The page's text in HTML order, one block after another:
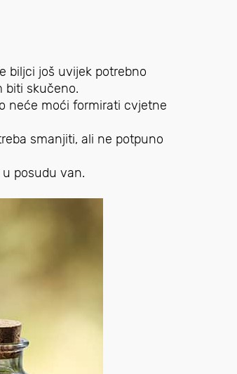
biljci još uvijek potrebno
biti skučeno.
neće moći formirati cvjetne
smanjiti, ali ne potpuno
posudu van.